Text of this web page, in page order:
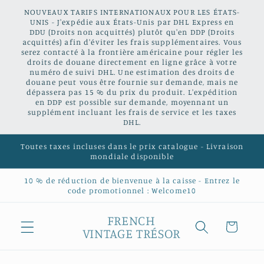
passer
au
contenu
NOUVEAUX TARIFS INTERNATIONAUX POUR LES ÉTATS-
UNIS - J'expédie aux États-Unis par DHL Express en
DDU (Droits non acquittés) plutôt qu'en DDP (Droits
acquittés) afin d'éviter les frais supplémentaires. Vous
serez contacté à la frontière américaine pour régler les
droits de douane directement en ligne grâce à votre
numéro de suivi DHL. Une estimation des droits de
douane peut vous être fournie sur demande, mais ne
dépassera pas 15 % du prix du produit. L'expédition
en DDP est possible sur demande, moyennant un
supplément incluant les frais de service et les taxes
DHL.
Toutes taxes incluses dans le prix catalogue - Livraison
mondiale disponible
10 % de réduction de bienvenue à la caisse - Entrez le
code promotionnel : Welcome10
FRENCH
VINTAGE TRÉSOR
Panier